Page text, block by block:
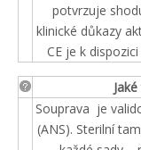
potvrzuje
klinické důkazy
CE je k
Souprava je
(ANS). Sterilní